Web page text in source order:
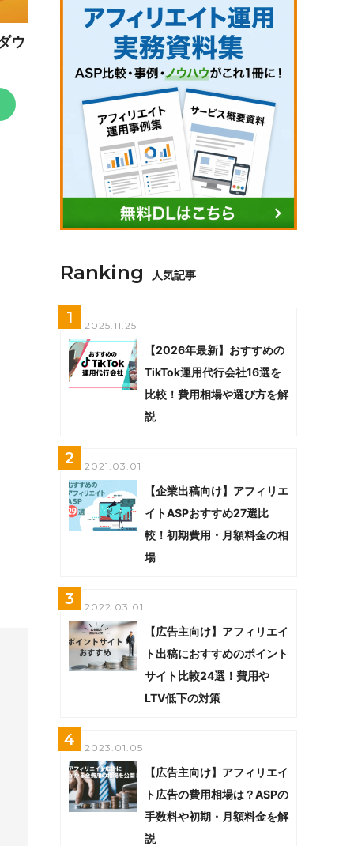
ウ
Ranking 人気記事
1 2025.11.25
【2026年最新】おすすめの
TikTok運用代行会社16選を
比較！費用相場や選び方を解
説
2 2021.03.01
【企業出稿向け】アフィリエ
イトASPおすすめ27選比
較！初期費用・月額料金の相
場
3 2022.03.01
【広告主向け】アフィリエイ
ト出稿におすすめのポイント
サイト比較24選！費用や
LTV低下の対策
4 2023.01.05
【広告主向け】アフィリエイ
ト広告の費用相場は？ASPの
手数料や初期・月額料金を解
説